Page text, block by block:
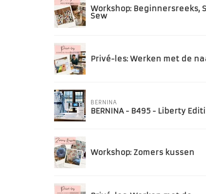
Workshop: Beginnersreeks,
Sew
Privé-les: Werken met de
BERNINA
BERNINA - B495 - Liberty
Workshop: Zomers kussen